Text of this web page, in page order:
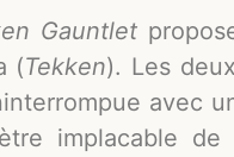
Gauntlet
(Tekken). Les
avec
implacable